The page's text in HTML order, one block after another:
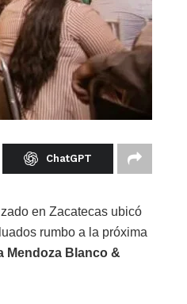
ChatGPT
en Zacatecas ubicó
rumbo a la próxima
Mendoza Blanco &